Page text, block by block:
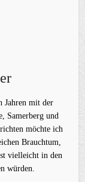
Jahren mit der
Samerberg und
möchte ich
Brauchtum,
vielleicht in den
würden.